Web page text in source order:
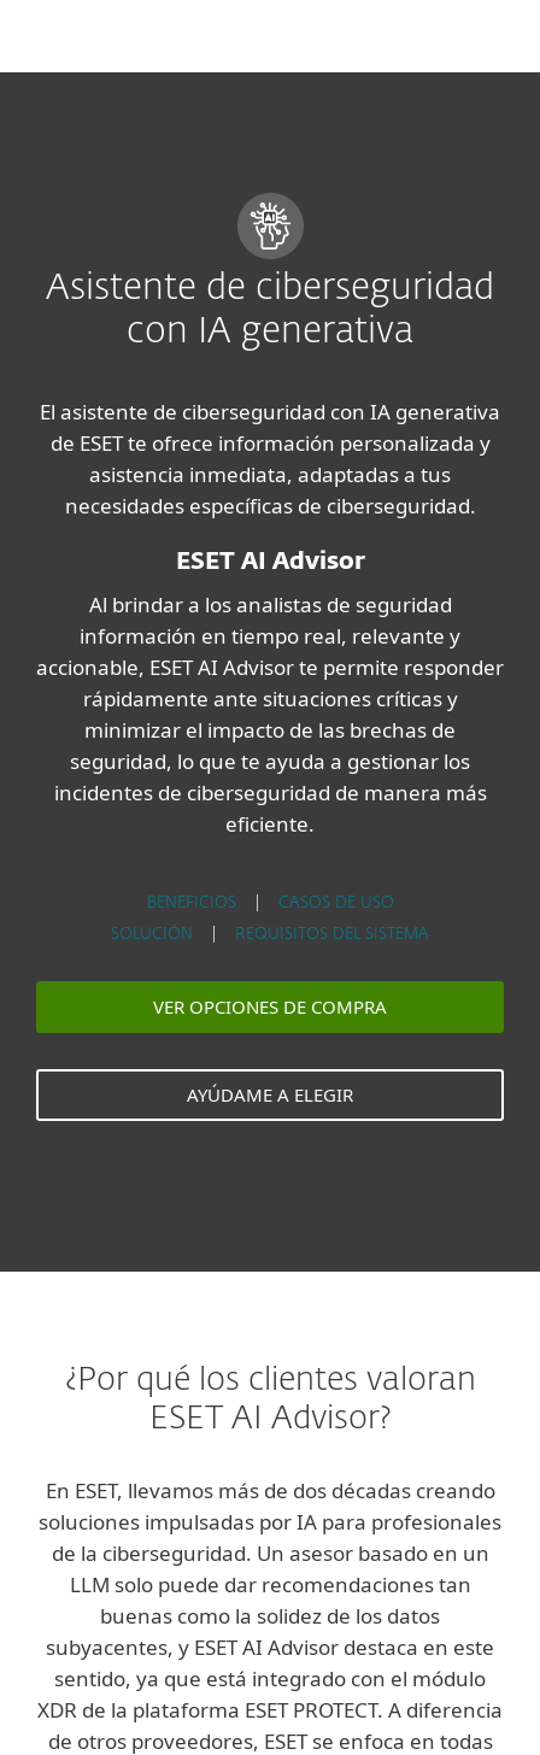
Asistente de ciberseguridad
con IA generativa
El asistente de ciberseguridad con IA generativa
de ESET te ofrece información personalizada y
asistencia inmediata, adaptadas a tus
necesidades específicas de ciberseguridad.
ESET AI Advisor
Al brindar a los analistas de seguridad
información en tiempo real, relevante y
accionable, ESET AI Advisor te permite responder
rápidamente ante situaciones críticas y
minimizar el impacto de las brechas de
seguridad, lo que te ayuda a gestionar los
incidentes de ciberseguridad de manera más
eficiente.
BENEFICIOS
CASOS DE USO
SOLUCIÓN
REQUISITOS DEL SISTEMA
VER OPCIONES DE COMPRA
AYÚDAME A ELEGIR
¿Por qué los clientes valoran
ESET AI Advisor?
En ESET, llevamos más de dos décadas creando
soluciones impulsadas por IA para profesionales
de la ciberseguridad. Un asesor basado en un
LLM solo puede dar recomendaciones tan
buenas como la solidez de los datos
subyacentes, y ESET AI Advisor destaca en este
sentido, ya que está integrado con el módulo
XDR de la plataforma ESET PROTECT. A diferencia
de otros proveedores, ESET se enfoca en todas